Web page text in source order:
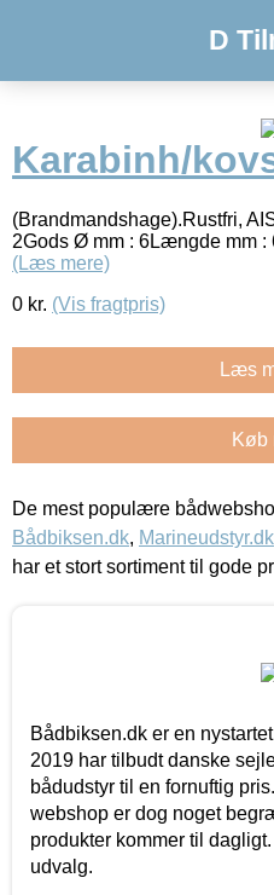
D
Karabinh/
(Brandmandshage).Rustfri,
2Gods Ø mm : 6Længde mm :
(Læs mere)
0 kr. (Vis fragtpris)
Læs
Køb
De mest populære
Bådbiksen.dk, Marineudstyr.dk
har et stort sortiment til gode
Bådbiksen.dk er en
2019 har tilbudt danske
bådudstyr til en fornuftig
webshop er dog noget
produkter kommer til
udvalg.